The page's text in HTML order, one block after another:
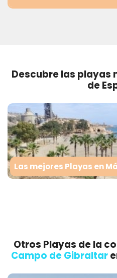
Descubre las playas
de
Las mejores Playas en
Otros Playas de la
Campo de Gibraltar